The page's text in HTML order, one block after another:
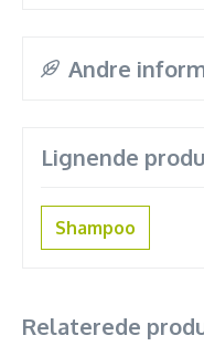
Andre
Lignende
Shampoo
Relaterede